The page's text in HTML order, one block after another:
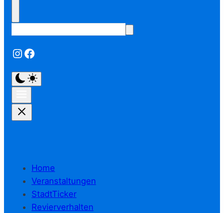
Instagram
Facebook
Home
Veranstaltungen
StadtTicker
Revierverhalten